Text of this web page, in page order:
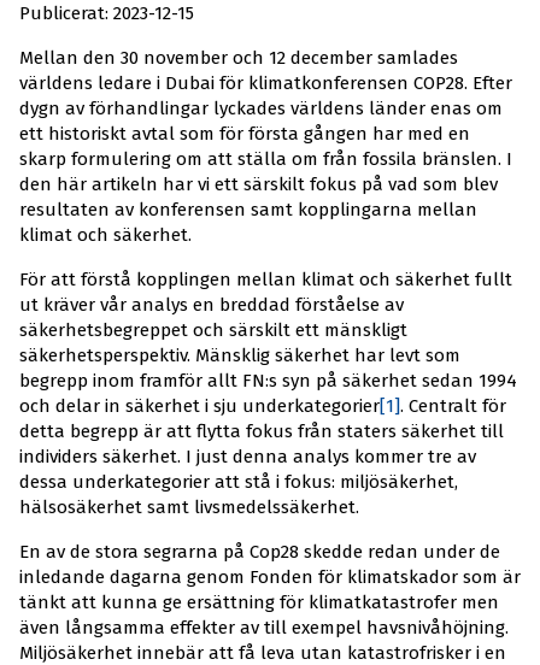
Publicerat: 2023-12-15
Mellan den 30 november och 12 december samlades
världens ledare i Dubai för klimatkonferensen COP28. Efter
dygn av förhandlingar lyckades världens länder enas om
ett historiskt avtal som för första gången har med en
skarp formulering om att ställa om från fossila bränslen. I
den här artikeln har vi ett särskilt fokus på vad som blev
resultaten av konferensen samt kopplingarna mellan
klimat och säkerhet.
För att förstå kopplingen mellan klimat och säkerhet fullt
ut kräver vår analys en breddad förståelse av
säkerhetsbegreppet och särskilt ett mänskligt
säkerhetsperspektiv. Mänsklig säkerhet har levt som
begrepp inom framför allt FN:s syn på säkerhet sedan 1994
och delar in säkerhet i sju underkategorier[1]. Centralt för
detta begrepp är att flytta fokus från staters säkerhet till
individers säkerhet. I just denna analys kommer tre av
dessa underkategorier att stå i fokus: miljösäkerhet,
hälsosäkerhet samt livsmedelssäkerhet.
En av de stora segrarna på Cop28 skedde redan under de
inledande dagarna genom Fonden för klimatskador som är
tänkt att kunna ge ersättning för klimatkatastrofer men
även långsamma effekter av till exempel havsnivåhöjning.
Miljösäkerhet innebär att få leva utan katastrofrisker i en